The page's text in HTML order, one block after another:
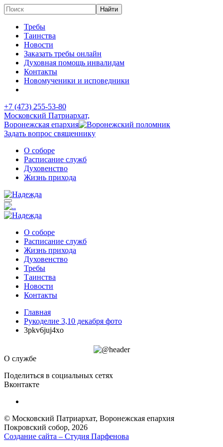
Требы
Таинства
Новости
Заказать требы онлайн
Духовная помощь инвалидам
Контакты
Новомученики и исповедники
+7 (473) 255-53-80
Московский Патриархат,
Воронежская епархия
Задать вопрос священнику
О соборе
Расписание служб
Духовенство
Жизнь прихода
О соборе
Расписание служб
Жизнь прихода
Духовенство
Требы
Таинства
Новости
Контакты
Главная
Рукоделие 3,10 декабря фото
3pkv6juj4xo
О службе
Поделиться в социальных сетях
Вконтакте
© Московский Патриархат, Воронежcкая епархия
Покровский собор, 2026
Создание сайта – Cтудия Парфенова